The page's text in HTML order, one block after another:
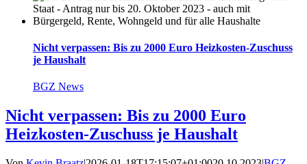
Nicht verpassen: Bis zu 2000 Euro Heizkosten-Zuschuss
je Haushalt
BGZ News
Nicht verpassen: Bis zu 2000 Euro
Heizkosten-Zuschuss je Haushalt